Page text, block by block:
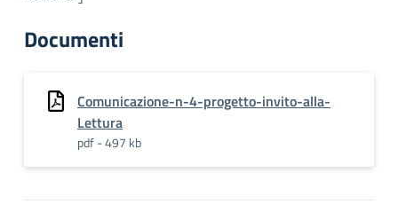
Documenti
Comunicazione-n-4-progetto-invito-alla-
Lettura
pdf - 497 kb